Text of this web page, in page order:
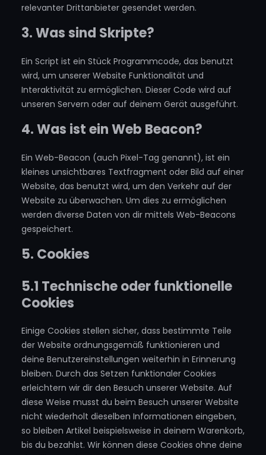
relevanter Drittanbieter gesendet werden.
3. Was sind Skripte?
Ein Script ist ein Stück Programmcode, das benutzt
wird, um unserer Website Funktionalität und
Interaktivität zu ermöglichen. Dieser Code wird auf
unseren Servern oder auf deinem Gerät ausgeführt.
4. Was ist ein Web Beacon?
Ein Web-Beacon (auch Pixel-Tag genannt), ist ein
kleines unsichtbares Textfragment oder Bild auf einer
Website, das benutzt wird, um den Verkehr auf der
Website zu überwachen. Um dies zu ermöglichen
werden diverse Daten von dir mittels Web-Beacons
gespeichert.
5. Cookies
5.1 Technische oder funktionelle
Cookies
Einige Cookies stellen sicher, dass bestimmte Teile
der Website ordnungsgemäß funktionieren und
deine Benutzereinstellungen weiterhin in Erinnerung
bleiben. Durch das Setzen funktionaler Cookies
erleichtern wir dir den Besuch unserer Website. Auf
diese Weise musst du beim Besuch unserer Website
nicht wiederholt dieselben Informationen eingeben,
so bleiben Artikel beispielsweise in deinem Warenkorb,
bis du bezahlst. Wir können diese Cookies ohne deine